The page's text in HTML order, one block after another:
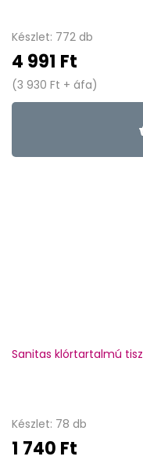
Készlet: 772 db
4 991 Ft
(3 930 Ft + áfa)
Sanitas klórtartalmú
Készlet: 78 db
1 740 Ft